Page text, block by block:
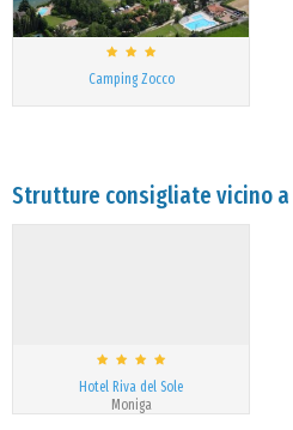
Camping Zocco
Strutture consigliate vicino a
Hotel Riva del Sole
Moniga